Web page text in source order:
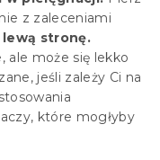
z zaleceniami
lewą stronę.
ale może się lekko
jeśli zależy Ci na
które mogłyby